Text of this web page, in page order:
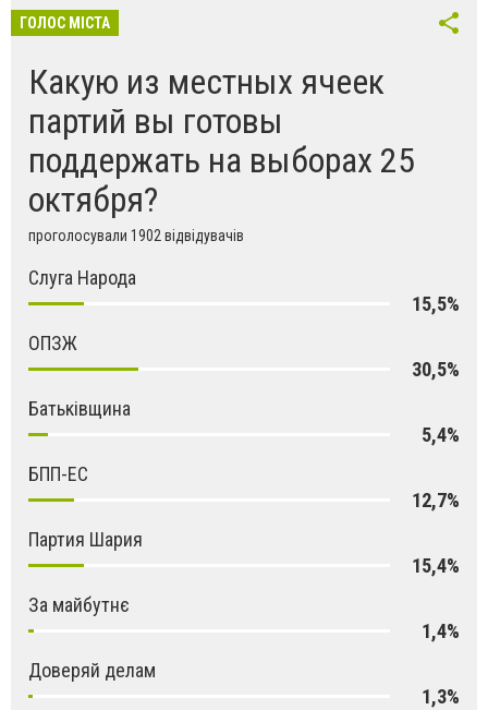
ГОЛОС МІСТА
Какую из местных ячеек
партий вы готовы
поддержать на выборах 25
октября?
проголосували 1902 відвідувачів
Слуга Народа
15,5%
ОПЗЖ
30,5%
Батьківщина
5,4%
БПП-ЕС
12,7%
Партия Шария
15,4%
За майбутнє
1,4%
Доверяй делам
1,3%